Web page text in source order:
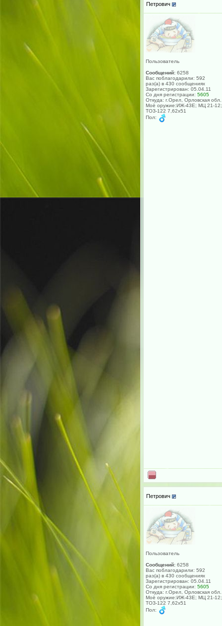
Петрович
Пользователь
Сообщений: 6258
Вас поблагодарили: 592
раз(а) в 430 сообщениях
Зарегистрирован: 05.04.11
Со дня регистрации: 5605
Откуда: г.Орел, Орловская
Моё оружие:ИЖ-43Е; МЦ 21-12;
ТОЗ-122 7,62х51
Пол:
Петрович
Пользователь
Сообщений: 6258
Вас поблагодарили: 592
раз(а) в 430 сообщениях
Зарегистрирован: 05.04.11
Со дня регистрации: 5605
Откуда: г.Орел, Орловская
Моё оружие:ИЖ-43Е; МЦ 21-12;
ТОЗ-122 7,62х51
Пол: